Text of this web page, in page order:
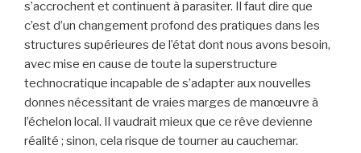
s’accrochent et continuent à parasiter. Il faut dire que
c’est d’un changement profond des pratiques dans les
structures supérieures de l’état dont nous avons besoin,
avec mise en cause de toute la superstructure
technocratique incapable de s’adapter aux nouvelles
donnes nécessitant de vraies marges de manœuvre à
l’échelon local. Il vaudrait mieux que ce rêve devienne
réalité ; sinon, cela risque de tourner au cauchemar.